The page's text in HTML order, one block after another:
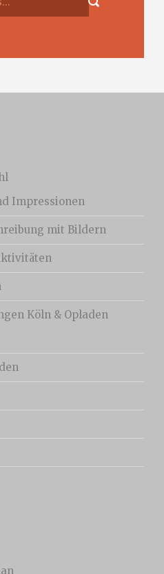
Impressionen
mit Bildern
Köln & Opladen